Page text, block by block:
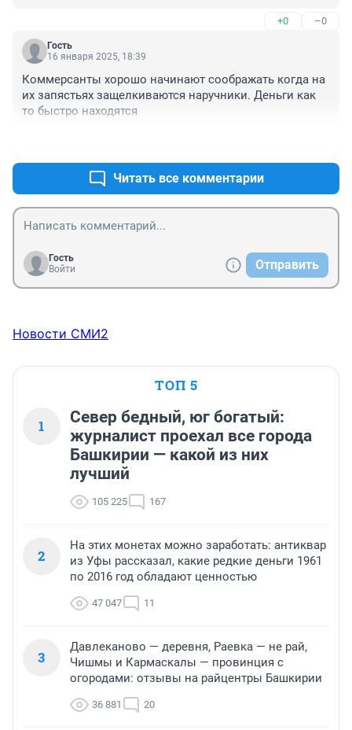
+0 –0
Гость
16 января 2025, 18:39
Коммерсанты хорошо начинают соображать когда на
их запястьях защелкиваются наручники. Деньги как
то быстро находятся
Читать все комментарии
Гость
Войти
Отправить
Новости СМИ2
ТОП 5
1
Север бедный, юг богатый:
журналист проехал все города
Башкирии — какой из них
лучший
105 225 167
2
На этих монетах можно заработать: антиквар
из Уфы рассказал, какие редкие деньги 1961
по 2016 год обладают ценностью
47 047 11
3
Давлеканово — деревня, Раевка — не рай,
Чишмы и Кармаскалы — провинция с
огородами: отзывы на райцентры Башкирии
36 881 20